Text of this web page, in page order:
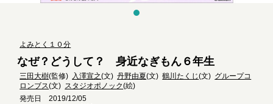
よみとく１０分
なぜ？どうして？ 身近なぎもん６年生
三田大樹(監修) 入澤宣之(文)丹野由夏(文)鶴川たくじ(文) グループコ
ロンブス(文) スタジオポノック(絵)
発売日 2019/12/05